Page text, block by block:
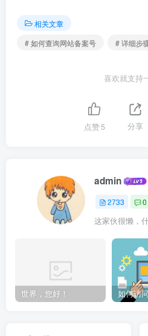
相关文章
# 如何查询网站备案号
# 详细步
喜欢就支持
点赞5 分享
admin
2733 0
这家伙很懒，
世界，您好！